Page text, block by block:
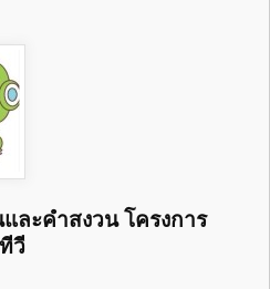
ละคำสงวน โครงการ
วี